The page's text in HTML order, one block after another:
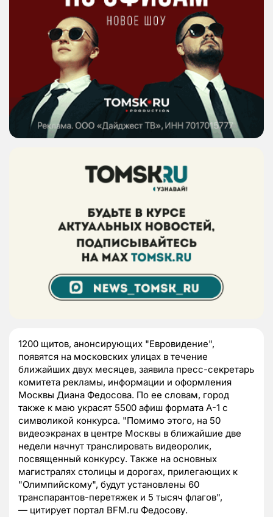
1200 щитов, анонсирующих "Евровидение",
появятся на московских улицах в течение
ближайших двух месяцев, заявила пресс-секретарь
комитета рекламы, информации и оформления
Москвы Диана Федосова. По ее словам, город
также к маю украсят 5500 афиш формата А-1 с
символикой конкурса. "Помимо этого, на 50
видеоэкранах в центре Москвы в ближайшие две
недели начнут транслировать видеоролик,
посвященный конкурсу. Также на основных
магистралях столицы и дорогах, прилегающих к
"Олимпийскому", будут установлены 60
транспарантов-перетяжек и 5 тысяч флагов",
— цитирует портал BFM.ru Федосову.